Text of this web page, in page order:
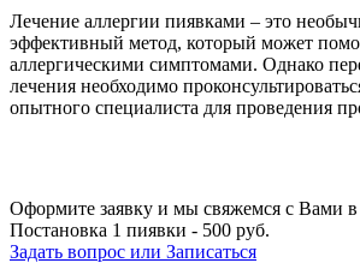
Лечение аллергии пиявками – это
эффективный метод, который может
аллергическими симптомами. Однако
лечения необходимо
опытного специалиста для проведения
Оформите заявку и мы свяжемся с Вами
Постановка 1 пиявки - 500 руб.
Задать вопрос или Записаться